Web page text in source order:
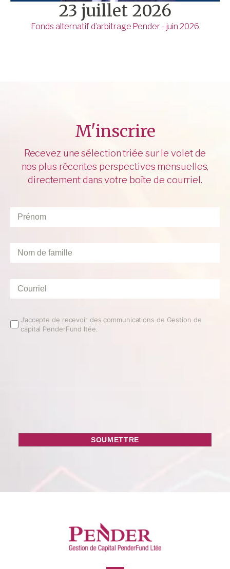
23 juillet 2026
Fonds alternatif d’arbitrage Pender - juin 2026
M'inscrire
Recevez une sélection triée sur le volet de
nos plus récentes perspectives mensuelles,
directement dans votre boîte de courriel.
Prénom*
Nom
Courriel*
Email
Opt
J’accepte de recevoir des communications de Gestion de
capital PenderFund ltée.